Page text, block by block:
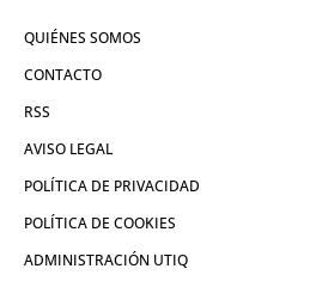
QUIÉNES SOMOS
CONTACTO
RSS
AVISO LEGAL
POLÍTICA DE PRIVACIDAD
POLÍTICA DE COOKIES
ADMINISTRACIÓN UTIQ